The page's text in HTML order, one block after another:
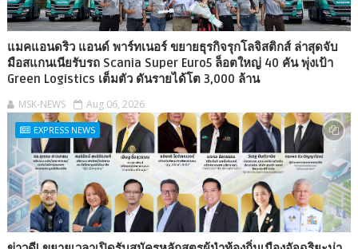
แมคแอนดริว แอนด์ พาร์ทเนอร์ ขยายธุรกิจรุกโลจิสติกส์ ล่าสุดจับ
มือสแกนเนียรับรถ Scania Super Euro5 ล็อตใหญ่ 40 คัน พุ่งเป้า
Green Logistics เต็มตัว ดันรายได้โต 3,000 ล้าน
MSK-NEWS Aug 06, 2026
EXPRESS NEWS